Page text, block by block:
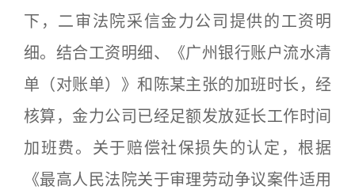
下，二审法院采信金力公司提供的工资明
细。结合工资明细、《广州银行账户流水清
单（对账单）》和陈某主张的加班时长，经
核算，金力公司已经足额发放延长工作时间
加班费。关于赔偿社保损失的认定，根据
《最高人民法院关于审理劳动争议案件适用